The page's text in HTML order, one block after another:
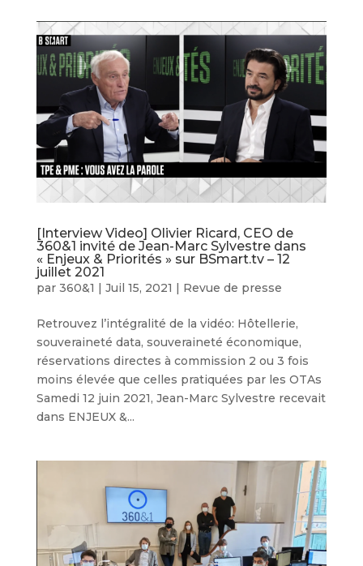
[Interview Video] Olivier Ricard, CEO de
360&1 invité de Jean-Marc Sylvestre dans
« Enjeux & Priorités » sur BSmart.tv – 12
juillet 2021
par 360&1 Juil 15, 2021 Revue de presse
Retrouvez l’intégralité de la vidéo: Hôtellerie,
souveraineté data, souveraineté économique,
réservations directes à commission 2 ou 3 fois
moins élevée que celles pratiquées par les OTAs
Samedi 12 juin 2021, Jean-Marc Sylvestre recevait
dans ENJEUX &...